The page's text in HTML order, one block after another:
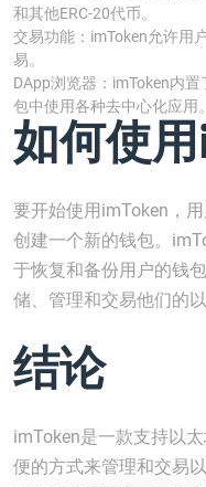
和其他ERC-20代币。
交易功能：imToken允许用
易。
DApp浏览器：imToken内
包中使用各种去中心化应用。
如何使
要开始使用imToken，
创建一个新的钱包。
于恢复和备份用户的钱
储、管理和交易他们的
结论
imToken是一款支持以
便的方式来管理和交易